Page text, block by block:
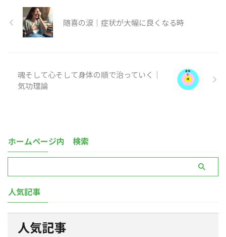
随喜の涙｜症状が大幅に良くなる時
魂そして心そして身体の順で治っていく｜
気功理論
ホームページ内 検索
人気記事
人気記事